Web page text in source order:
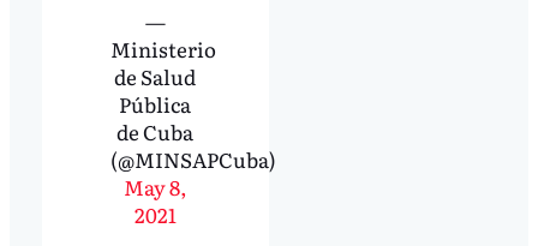
—
Ministerio
de Salud
Pública
de Cuba
(@MINSAPCuba)
May 8,
2021